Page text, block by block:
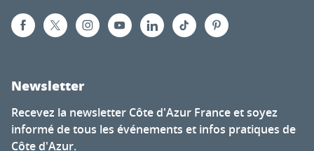
Newsletter
Recevez la newsletter Côte d'Azur France et soyez
informé de tous les événements et infos pratiques de
Côte d'Azur.